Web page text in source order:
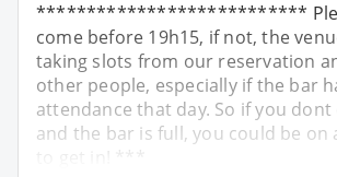
***************************
come before 19h15, if not, the
taking slots from our reservation
other people, especially if the bar
attendance that day. So if you dont
and the bar is full, you could be on
to get in! ***